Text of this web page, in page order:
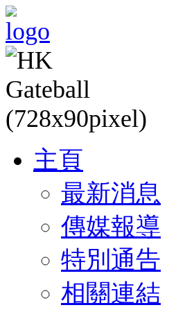
主頁
最新消息
傳媒報導
特別通告
相關連結